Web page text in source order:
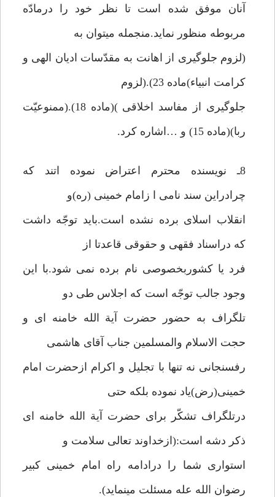
آنان موفق شده است تا نظر خود را درمادّه
مربوطه منظور نماید.منجمله میتوان به
(لزوم جلوگیری از اهانت به مقدّسات ادیان الهی و
کرامت انبیاء)ماده 23).(لزوم
جلوگیری از مفاسد اخلاقی )(ماده 18).(ممنوعیّت
ربا)(ماده 15) و …اشاره کرد.
8ـ نویسنده محترم اعتراض نموده اتند که
چرادراین سند نامی ا زامام خمینی (ره)و
انقلاب اسلای برده نشده است.باید توجّه داشت
که دراسناد فقهی و حقوقی قاعدتا از
فرد یا کشوربخصوصی نام برده نمی شود.با این
وجود جالب توجّه است که اجلاس طی دو
تلگراف به حضور حضرت آیة الله خامنه ای و
حجت الاسلام والمسلمین جناب آقای هاشمی
رفسنجانی نه تنها با تجلیل و اکرام ازحضرت امام
خمینی(رض)یاد نموده بلکه حتی
درتلگراف تشکّر برای حضرت آیة الله خامنه ای
ذکر دشه است:(ازخداوند تعالی سلامت و
استواری شما را درادامه راه امام خمینی کبیر
رضوان الله عله مسئلت مینماید).